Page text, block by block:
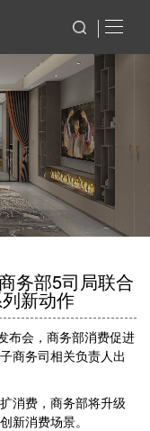
务部5司局联合
新动作
会，商务部消费促进
商务司相关负责人出
消费，商务部将升级
新消费场景。